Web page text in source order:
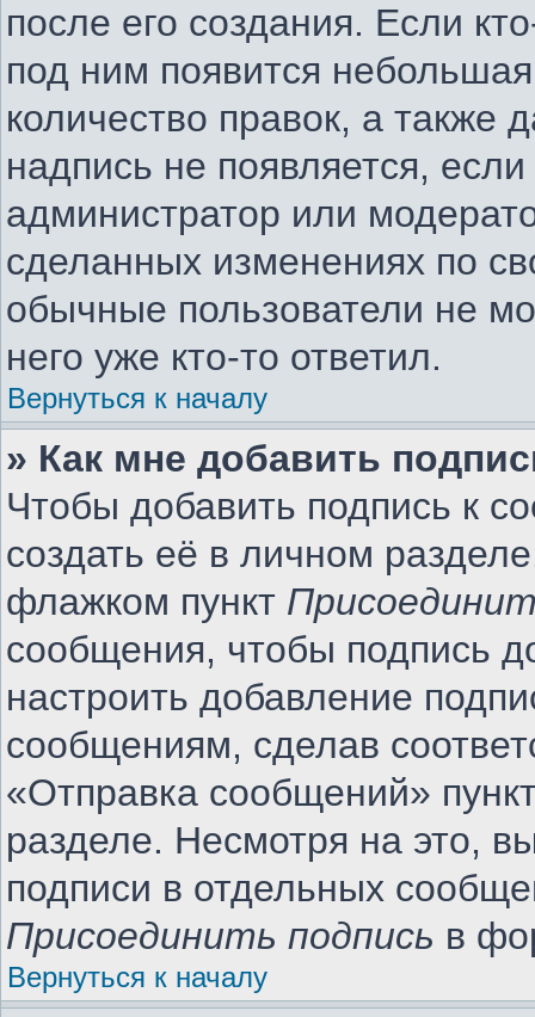
после его создания. Если
под ним появится
количество правок, а также
надпись не появляется,
администратор или
сделанных изменениях по
обычные пользователи не
него уже кто-то ответил.
Вернуться к началу
» Как мне добавить
Чтобы добавить подпись к
создать её в личном
флажком пункт
сообщения, чтобы подпись
настроить добавление
сообщениям, сделав
«Отправка сообщений»
разделе. Несмотря на это,
подписи в отдельных
Присоединить подпись в
Вернуться к началу